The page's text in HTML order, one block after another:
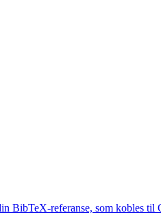
BibTeX-referanse, som kobles til